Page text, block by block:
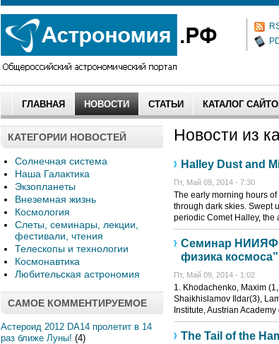
ГЛАВНАЯ НОВОСТИ СТАТЬИ КАТАЛОГ
КАТЕГОРИИ НОВОСТЕЙ
Солнечная система
Наша Галактика
Экзопланеты
Внеземная жизнь
Космология
Слеты, семинары, лекции,
фестивали, чтения
Телескопы и технологии
Космонавтика
Любительская астрономия
САМОЕ КОММЕНТИРУЕМОЕ
Астероид 2012 DA14 пролетит в 14
раз ближе Луны! (4)
Новости из
Halley Dust and
Пт, Май 09, 2014 - 7:30
The early morning hours
through dark skies. Swept
periodic Comet Halley, the
Семинар НИИЯФ
физика космоса”
Пт, Май 09, 2014 - 1:02
1. Khodachenko, Maxim
Shaikhislamov Ildar(3),
Institute, Austrian
The Tail of the